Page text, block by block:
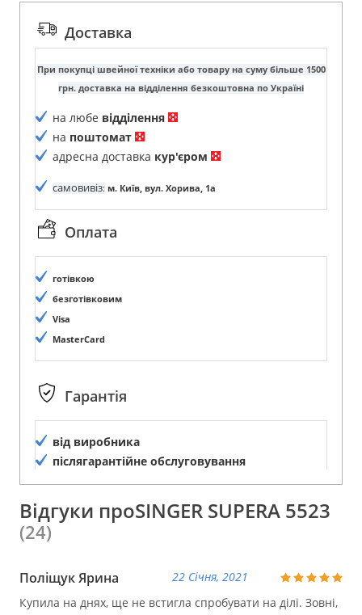
Доставка
При покупці швейної техніки або товару на суму більше 1500
грн. доставка на відділення безкоштовна по Україні
на любе відділення
на поштомат
адресна доставка кур'єром
самовивіз: м. Київ, вул. Хорива, 1а
Оплата
готівкою
безготівковим
Visa
MasterCard
Гарантія
від виробника
післягарантійне обслуговування
Відгуки проSINGER SUPERA 5523
(24)
Поліщук Ярина
22 Січня, 2021
Купила на днях, ще не встигла спробувати на ділі. Зовні,